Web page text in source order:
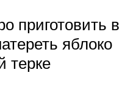
приготовить в
яблоко
терке